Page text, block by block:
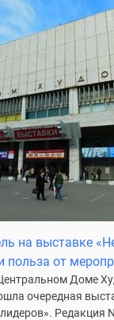
на выставке
польза от
Доме
очередная
Редакция